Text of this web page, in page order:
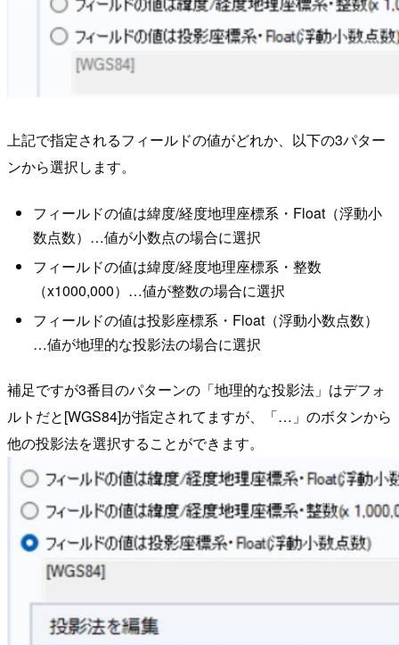
上記で指定されるフィールドの値がどれか、以下の3パター
ンから選択します。
フィールドの値は緯度/経度地理座標系・Float（浮動小
数点数）…値が小数点の場合に選択
フィールドの値は緯度/経度地理座標系・整数
（x1000,000）…値が整数の場合に選択
フィールドの値は投影座標系・Float（浮動小数点数）
…値が地理的な投影法の場合に選択
補足ですが3番目のパターンの「地理的な投影法」はデフォ
ルトだと[WGS84]が指定されてますが、「…」のボタンから
他の投影法を選択することができます。